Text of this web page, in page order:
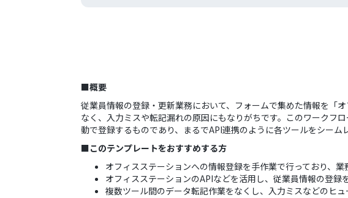
■概要
従業員情報の登録・更新業務において、フォームで集めた情報を「
なく、入力ミスや転記漏れの原因にもなりがちです。このワークフ
動で登録するものであり、まるでAPI連携のように各ツールをシー
■このテンプレートをおすすめする方
オフィスステーションへの情報登録を手作業で行っており、
オフィスステーションのAPIなどを活用し、従業員情報の登録
複数ツール間のデータ転記作業をなくし、入力ミスなどのヒ